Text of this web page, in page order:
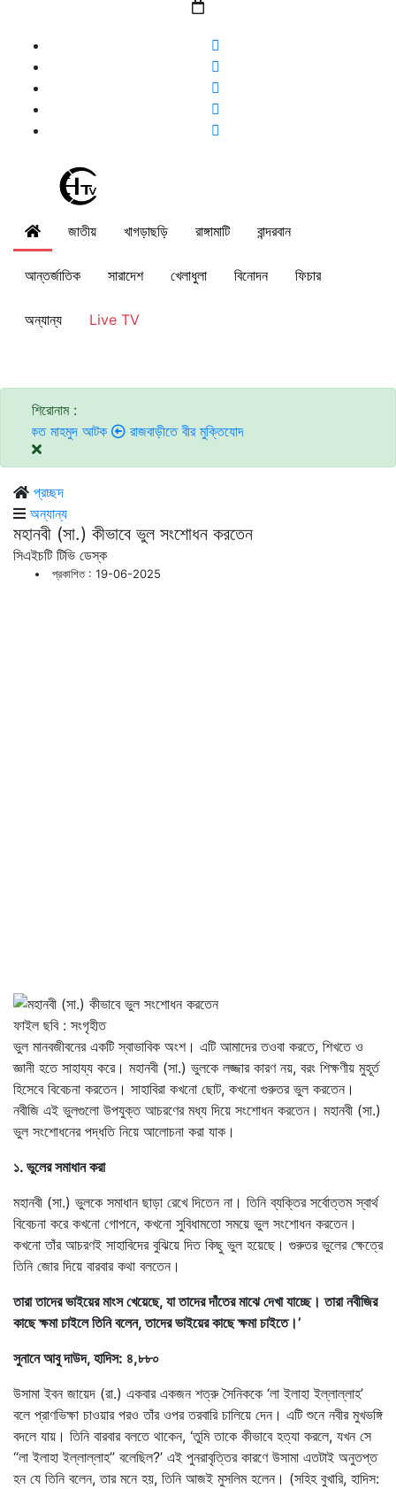
জাতীয় খাগড়াছড়ি রাঙ্গামাটি বান্দরবান
আন্তর্জাতিক সারাদেশ খেলাধুলা বিনোদন ফিচার
অন্যান্য Live TV
শিরোনাম :
মাহমুদ আটক
রাজবাড়ীতে বীর মুক্তিযোদ্ধাদের জন্য সংরক্ষিত কবরস্থানে
প্রচ্ছদ
অন্যান্য
মহানবী (সা.) কীভাবে ভুল সংশোধন করতেন
সিএইচটি টিভি ডেস্ক
প্রকাশিত : 19-06-2025
ফাইল ছবি : সংগৃহীত
ভুল মানবজীবনের একটি স্বাভাবিক অংশ। এটি আমাদের তওবা করতে, শিখতে ও
জ্ঞানী হতে সাহায্য করে। মহানবী (সা.) ভুলকে লজ্জার কারণ নয়, বরং শিক্ষণীয় মুহূর্ত
হিসেবে বিবেচনা করতেন। সাহাবিরা কখনো ছোট, কখনো গুরুতর ভুল করতেন।
নবীজি এই ভুলগুলো উপযুক্ত আচরণের মধ্য দিয়ে সংশোধন করতেন। মহানবী (সা.)
ভুল সংশোধনের পদ্ধতি নিয়ে আলোচনা করা যাক।
১. ভুলের সমাধান করা
মহানবী (সা.) ভুলকে সমাধান ছাড়া রেখে দিতেন না। তিনি ব্যক্তির সর্বোত্তম স্বার্থ
বিবেচনা করে কখনো গোপনে, কখনো সুবিধামতো সময়ে ভুল সংশোধন করতেন।
কখনো তাঁর আচরণই সাহাবিদের বুঝিয়ে দিত কিছু ভুল হয়েছে। গুরুতর ভুলের ক্ষেত্রে
তিনি জোর দিয়ে বারবার কথা বলতেন।
তারা তাদের ভাইয়ের মাংস খেয়েছে, যা তাদের দাঁতের মাঝে দেখা যাচ্ছে। তারা নবীজির
কাছে ক্ষমা চাইলে তিনি বলেন, তাদের ভাইয়ের কাছে ক্ষমা চাইতে।’
সুনানে আবু দাউদ, হাদিস: ৪,৮৮০
উসামা ইবন জায়েদ (রা.) একবার একজন শত্রু সৈনিককে ‘লা ইলাহা ইল্লাল্লাহ’
বলে প্রাণভিক্ষা চাওয়ার পরও তাঁর ওপর তরবারি চালিয়ে দেন। এটি শুনে নবীর মুখভঙ্গি
বদলে যায়। তিনি বারবার বলতে থাকেন, ‘তুমি তাকে কীভাবে হত্যা করলে, যখন সে
“লা ইলাহা ইল্লাল্লাহ” বলেছিল?’ এই পুনরাবৃত্তির কারণে উসামা এতটাই অনুতপ্ত
হন যে তিনি বলেন, তার মনে হয়, তিনি আজই মুসলিম হলেন। (সহিহ বুখারি, হাদিস: